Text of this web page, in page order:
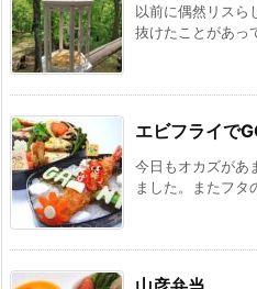
以前に偶然リスら
抜けたことがあ
エビフライで
今日もオカズがあ
ました。またフタ